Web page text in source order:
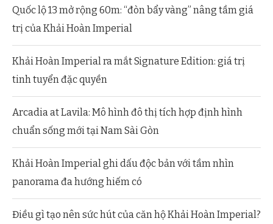
Quốc lộ 13 mở rộng 60m: “đòn bẩy vàng” nâng tầm giá
trị của Khải Hoàn Imperial
Khải Hoàn Imperial ra mắt Signature Edition: giá trị
tinh tuyển đặc quyền
Arcadia at Lavila: Mô hình đô thị tích hợp định hình
chuẩn sống mới tại Nam Sài Gòn
Khải Hoàn Imperial ghi dấu độc bản với tầm nhìn
panorama đa hướng hiếm có
Điều gì tạo nên sức hút của căn hộ Khải Hoàn Imperial?